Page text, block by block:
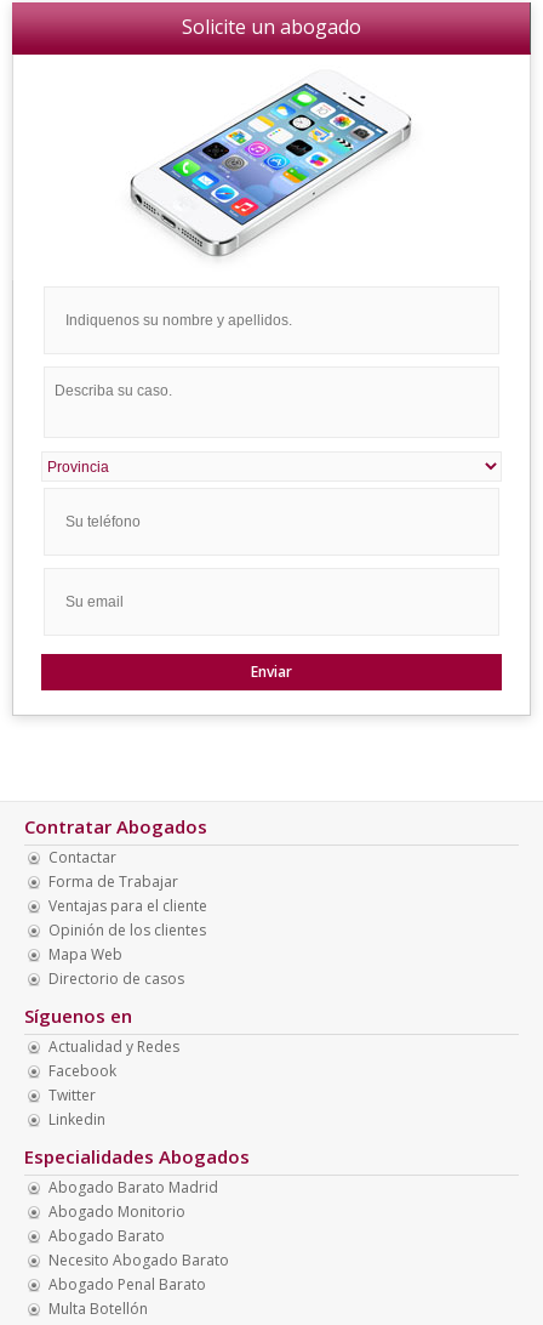
Solicite un abogado
Contratar Abogados
Contactar
Forma de Trabajar
Ventajas para el cliente
Opinión de los clientes
Mapa Web
Directorio de casos
Síguenos en
Actualidad y Redes
Facebook
Twitter
Linkedin
Especialidades Abogados
Abogado Barato Madrid
Abogado Monitorio
Abogado Barato
Necesito Abogado Barato
Abogado Penal Barato
Multa Botellón